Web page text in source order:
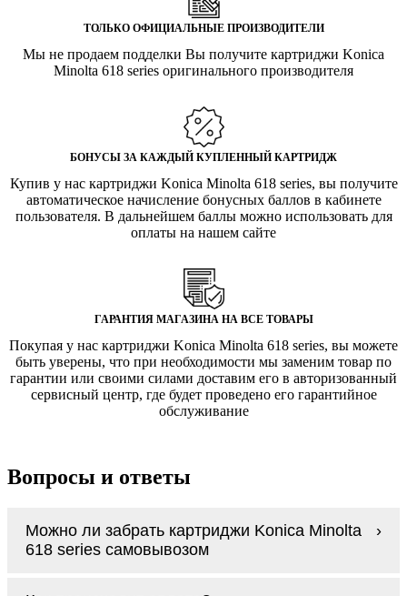
ТОЛЬКО ОФИЦИАЛЬНЫЕ ПРОИЗВОДИТЕЛИ
Мы не продаем подделки Вы получите картриджи Konica
Minolta 618 series оригинального производителя
БОНУСЫ ЗА КАЖДЫЙ КУПЛЕННЫЙ КАРТРИДЖ
Купив у нас картриджи Konica Minolta 618 series, вы получите
автоматическое начисление бонусных баллов в кабинете
пользователя. В дальнейшем баллы можно использовать для
оплаты на нашем сайте
ГАРАНТИЯ МАГАЗИНА НА ВСЕ ТОВАРЫ
Покупая у нас картриджи Konica Minolta 618 series, вы можете
быть уверены, что при необходимости мы заменим товар по
гарантии или своими силами доставим его в авторизованный
сервисный центр, где будет проведено его гарантийное
обслуживание
Вопросы и ответы
Можно ли забрать картриджи Konica Minolta
618 series самовывозом